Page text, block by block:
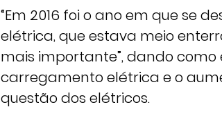
“Em 2016 foi o ano em que se
elétrica, que estava meio
mais importante”, dando
carregamento elétrica e o
questão dos elétricos.